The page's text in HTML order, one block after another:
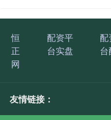
恒
正
网
配资平
台实盘
配
台
友情链接：